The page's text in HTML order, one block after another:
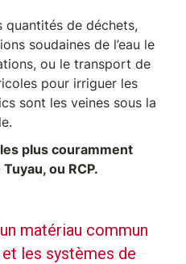
quantités de déchets,
soudaines de l’eau le
ou le transport de
pour irriguer les
sont les veines sous la
plus couramment
ou RCP.
matériau commun
les systèmes de